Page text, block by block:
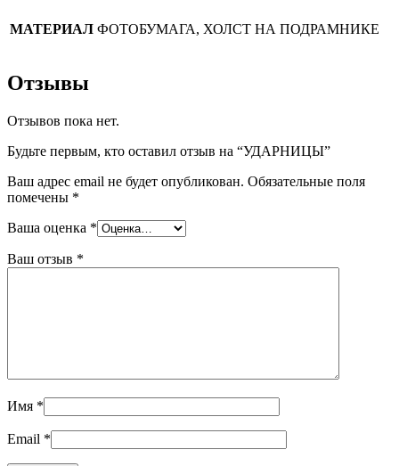
МАТЕРИАЛ ФОТОБУМАГА, ХОЛСТ НА ПОДРАМНИКЕ
Отзывы
Отзывов пока нет.
Будьте первым, кто оставил отзыв на “УДАРНИЦЫ”
Ваш адрес email не будет опубликован. Обязательные поля
помечены *
Ваша оценка *
Ваш отзыв *
Имя *
Email *